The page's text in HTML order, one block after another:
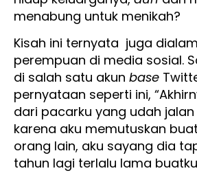
menabung untuk menikah?
Kisah ini ternyata juga
perempuan di media sosial.
di salah satu akun base
pernyataan seperti ini,
dari pacarku yang udah
karena aku memutuskan
orang lain, aku sayang dia
tahun lagi terlalu lama